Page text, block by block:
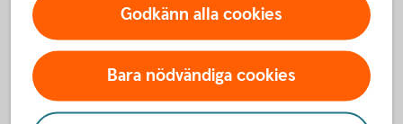
Vad krävs för att flytta bolån?
Godkänn alla cookies
Bara nödvändiga cookies